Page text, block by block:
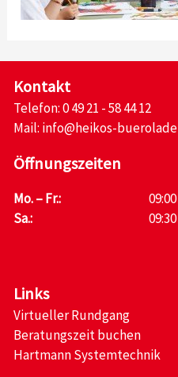
Kontakt
Telefon:0 49 21 - 58 44 12
Mail: info@heikos-
Öffnungszeiten
Mo. – Fr.:
Sa.:
Links
Virtueller Rundgang
Beratungszeit buchen
Hartmann Systemtechnik